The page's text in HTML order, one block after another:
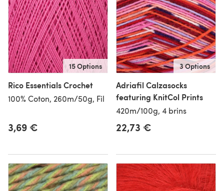
15 Options
Rico Essentials Crochet
100% Coton, 260m/50g, Fil
3,69 €
3 Options
Adriafil Calzasocks
featuring KnitCol Prints
420m/100g, 4 brins
22,73 €